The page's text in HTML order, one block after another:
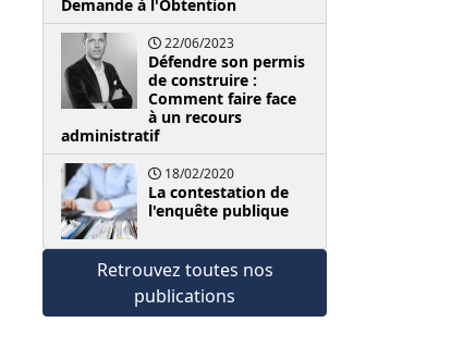
Demande à l'Obtention
22/06/2023
Défendre son permis
de construire :
Comment faire face
à un recours
administratif
18/02/2020
La contestation de
l'enquête publique
Retrouvez toutes nos
publications